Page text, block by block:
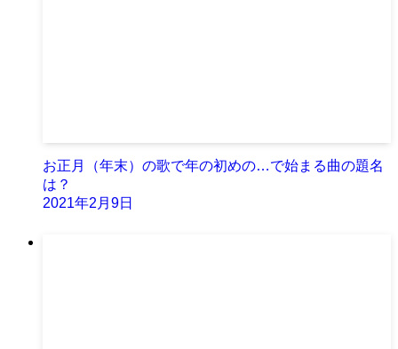
お正月（年末）の歌で年の初めの…で始まる曲の題名
は？
2021年2月9日